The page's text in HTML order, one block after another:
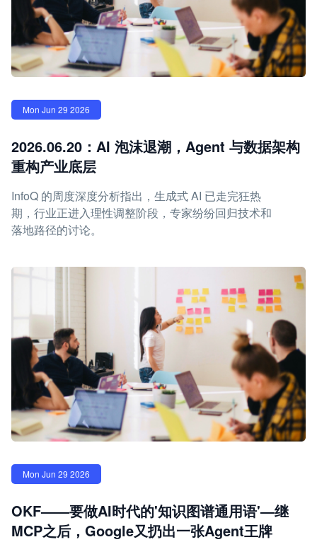
Mon Jun 29 2026
2026.06.20：AI 泡沫退潮，Agent 与数据架构
重构产业底层
InfoQ 的周度深度分析指出，生成式 AI 已走完狂热
期，行业正进入理性调整阶段，专家纷纷回归技术和
落地路径的讨论。
Mon Jun 29 2026
OKF——要做AI时代的'知识图谱通用语'—继
MCP之后，Google又扔出一张Agent王牌